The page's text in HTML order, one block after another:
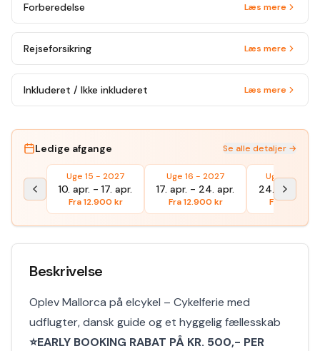
Forberedelse Læs mere
Rejseforsikring Læs mere
Inkluderet / Ikke inkluderet Læs mere
Ledige afgange Se alle detaljer →
Uge 15 - 2027
10. apr. - 17. apr.
Fra12.900 kr
Uge 16 - 2027
17. apr. - 24. apr.
Fra12.900 kr
Uge 17 -
24. apr.
Fra13.100
Beskrivelse
Oplev Mallorca på elcykel – Cykelferie med
udflugter, dansk guide og et hyggelig fællesskab
⭐EARLY BOOKING RABAT PÅ KR. 500,- PER